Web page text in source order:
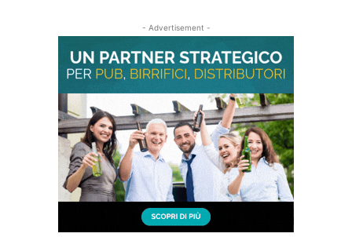
- Advertisement -